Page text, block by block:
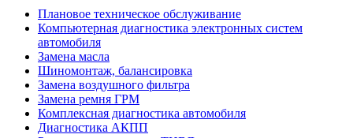
Плановое техническое обслуживание
Компьютерная диагностика электронных систем
автомобиля
Замена масла
Шиномонтаж, балансировка
Замена воздушного фильтра
Замена ремня ГРМ
Комплексная диагностика автомобиля
Диагностика АКПП